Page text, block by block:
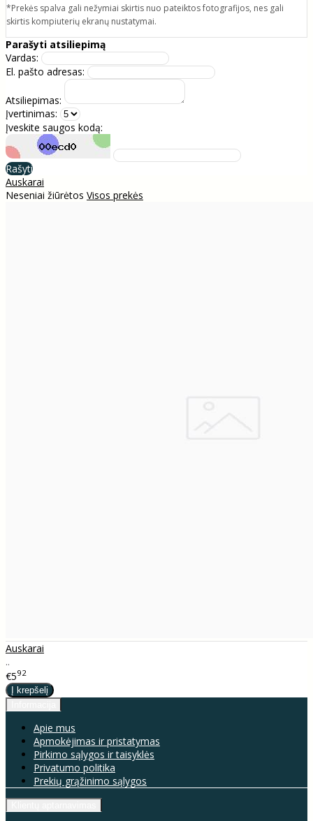
*Prekės spalva gali nežymiai skirtis nuo pateiktos fotografijos, nes gali
skirtis kompiuterių ekranų nustatymai.
Parašyti atsiliepimą
Vardas:
El. pašto adresas:
Atsiliepimas:
Įvertinimas:
Įveskite saugos kodą:
Rašyti
Auskarai
Neseniai žiūrėtos Visos prekės
Auskarai
..
€592
Apie mus
Apmokėjimas ir pristatymas
Pirkimo sąlygos ir taisyklės
Privatumo politika
Prekių grąžinimo sąlygos